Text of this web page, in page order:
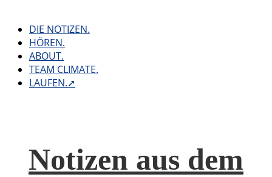
contentDIE NOTIZEN.
HÖREN.
ABOUT.
TEAM CLIMATE.
LAUFEN.➚
Notizen aus dem